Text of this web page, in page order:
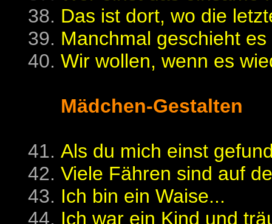
Das ist dort, wo die
Manchmal geschieht
Wir wollen, wenn es
Mädchen-Gestalten
Als du mich einst
Viele Fähren sind auf
Ich bin ein Waise...
Ich war ein Kind und